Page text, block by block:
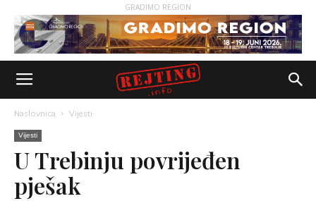
GRADIMO REGION
Naslovnica Vijesti
Vijesti
U Trebinju povrijeđen
pješak